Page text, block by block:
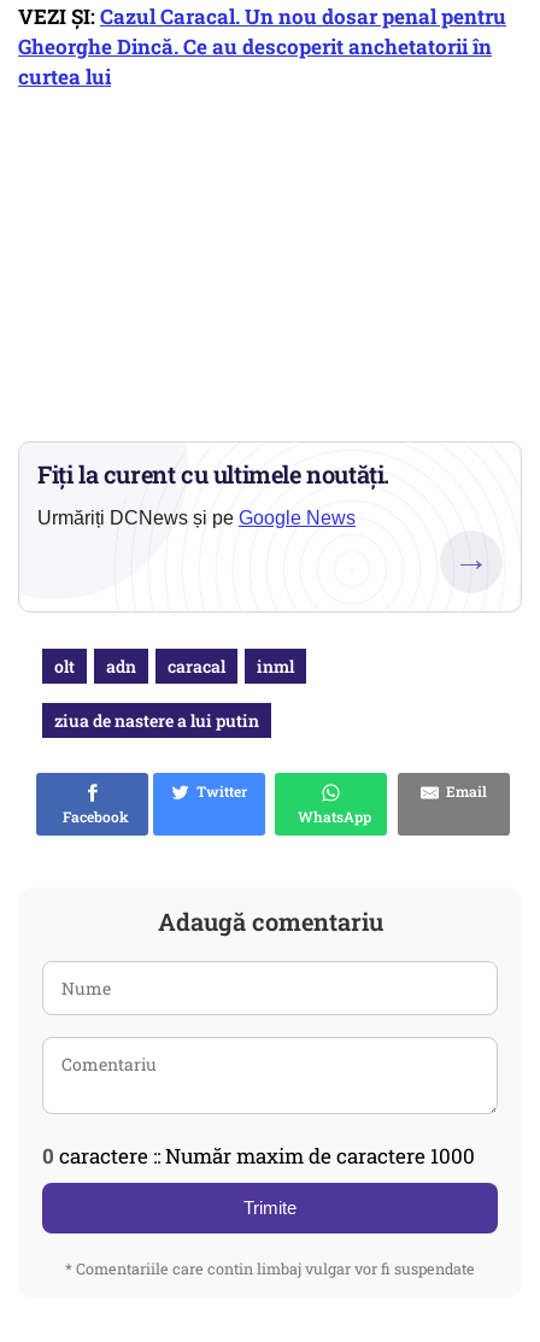
VEZI ȘI:Cazul Caracal. Un nou dosar penal pentru
Gheorghe Dincă. Ce au descoperit anchetatorii în
curtea lui
Fiți la curent cu ultimele noutăți.
Urmăriți DCNews și pe Google News
→
olt adn caracal inml
ziua de nastere a lui putin
Facebook
Twitter
WhatsApp
Email
Adaugă comentariu
0 caractere :: Număr maxim de caractere 1000
Trimite
* Comentariile care contin limbaj vulgar vor fi suspendate